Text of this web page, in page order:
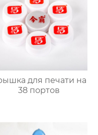
для печати на
38 портов